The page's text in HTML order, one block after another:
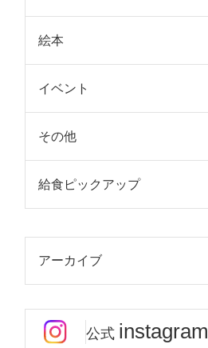
絵本
イベント
その他
給食ピックアップ
アーカイブ
公式 instagram